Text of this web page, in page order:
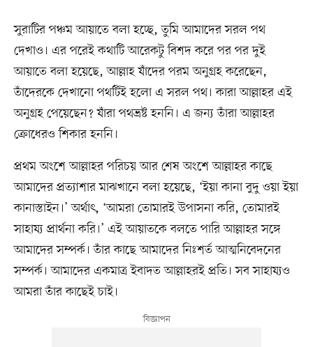
সুরাটির পঞ্চম আয়াতে বলা হচ্ছে, তুমি আমাদের সরল পথ
দেখাও। এর পরেই কথাটি আরেকটু বিশদ করে পর পর দুই
আয়াতে বলা হয়েছে, আল্লাহ যাঁদের পরম অনুগ্রহ করেছেন,
তাঁদেরকে দেখানো পথটিই হলো এ সরল পথ। কারা আল্লাহর এই
অনুগ্রহ পেয়েছেন? যাঁরা পথভ্রষ্ট হননি। এ জন্য তাঁরা আল্লাহর
ক্রোধেরও শিকার হননি।
প্রথম অংশে আল্লাহর পরিচয় আর শেষ অংশে আল্লাহর কাছে
আমাদের প্রত্যাশার মাঝখানে বলা হয়েছে, ‘ইয়া কানা বুদু ওয়া ইয়া
কানাস্তাইন।’ অর্থাৎ, ‘আমরা তোমারই উপাসনা করি, তোমারই
সাহায্য প্রার্থনা করি।’ এই আয়াতকে বলতে পারি আল্লাহর সঙ্গে
আমাদের সম্পর্ক। তাঁর কাছে আমাদের নিঃশর্ত আত্মনিবেদনের
সম্পর্ক। আমাদের একমাত্র ইবাদত আল্লাহরই প্রতি। সব সাহায্যও
আমরা তাঁর কাছেই চাই।